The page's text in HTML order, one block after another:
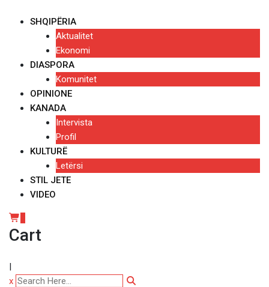
SHQIPËRIA
Aktualitet
Ekonomi
DIASPORA
Komunitet
OPINIONE
KANADA
Intervista
Profil
KULTURË
Letërsi
STIL JETE
VIDEO
Cart
|
x